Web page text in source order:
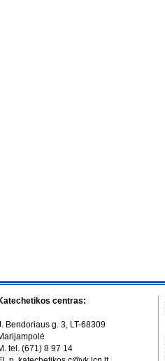
centras:
Bendoriaus g. 3, LT-68309
tel. (671) 8 97 14